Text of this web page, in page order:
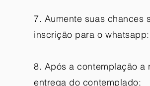
7. Aumente suas chances
inscrição para o
8. Após a contemplação
entrega do contemplado;